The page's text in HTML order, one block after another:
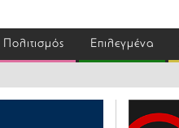
Πολιτισμός Επιλεγμένα